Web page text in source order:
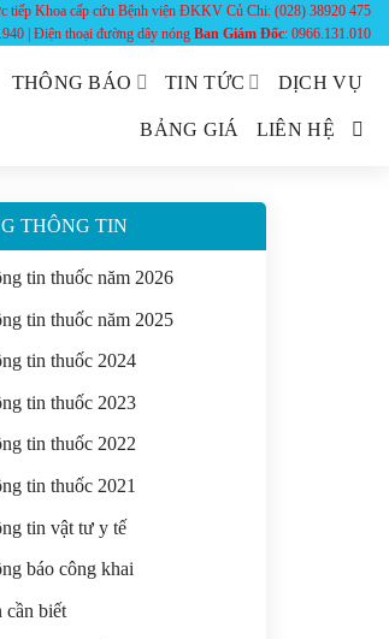
tiếp Khoa cấp cứu Bệnh viện ĐKKV Củ Chi: (028) 38920 475
| Điện thoại đường dây nóng Ban Giám Đốc: 0966.131.010
THÔNG BÁO TIN TỨC DỊCH VỤ
BẢNG GIÁ LIÊN HỆ
THÔNG TIN
tin thuốc năm 2026
tin thuốc năm 2025
tin thuốc 2024
tin thuốc 2023
tin thuốc 2022
tin thuốc 2021
tin vật tư y tế
báo công khai
cần biết